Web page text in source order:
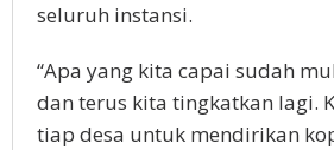
seluruh instansi.
“Apa yang kita capai sudah
dan terus kita tingkatkan lagi.
tiap desa untuk mendirikan